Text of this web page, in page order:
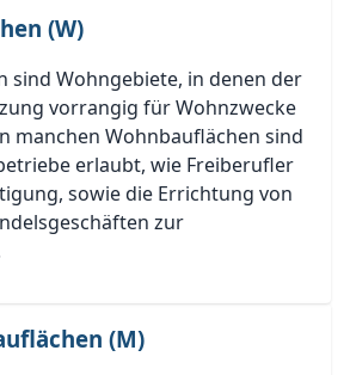
(W)
sind Wohngebiete, in denen der
vorrangig für Wohnzwecke
manchen Wohnbauflächen sind
erlaubt, wie Freiberufler
sowie die Errichtung von
zur
(M)